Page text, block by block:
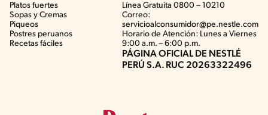
Platos fuertes
Sopas y Cremas
Piqueos
Postres peruanos
Recetas fáciles
Línea Gratuita 0800 – 10210
Correo:
servicioalconsumidor@pe.nestle.com
Horario de Atención: Lunes a Viernes
9:00 a.m. – 6:00 p.m.
PÁGINA OFICIAL DE NESTLÉ
PERÚ S.A. RUC 20263322496